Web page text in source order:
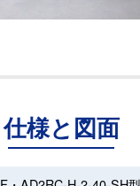
仕様と図面